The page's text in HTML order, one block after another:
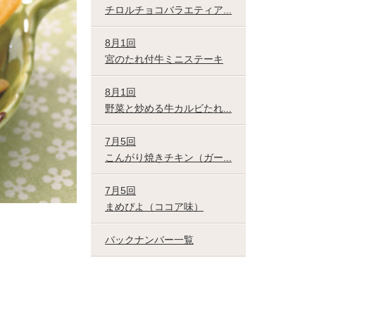
チロルチョコバラエティア...
8月1回
宮のたれ付牛ミニステーキ
8月1回
野菜と炒める牛カルビたれ...
7月5回
こんがり焼きチキン（ガー...
7月5回
まめぴよ（ココア味）
バックナンバー一覧